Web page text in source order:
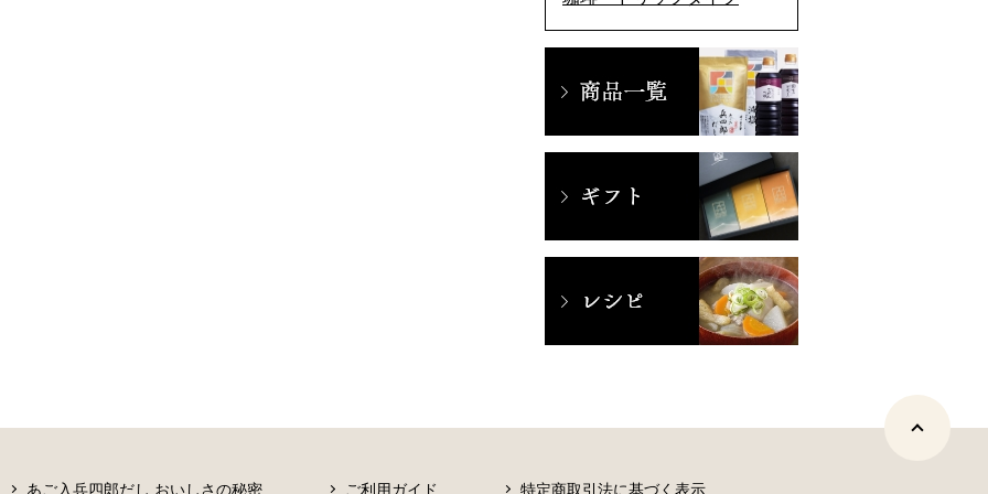
あご入兵四郎だし おいしさの秘密 ご利用ガイド 特定商取引法に基づく表示